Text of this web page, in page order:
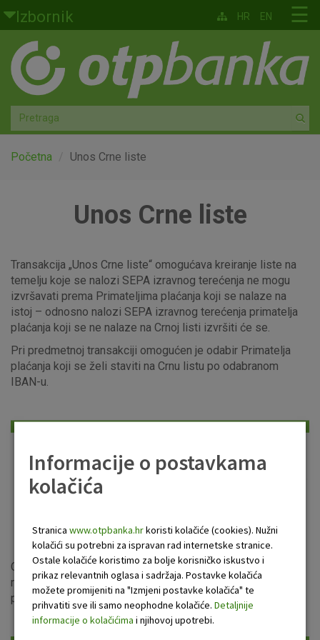
Skoči na glavni sadržaj
Izbornik
Građani
Privatno bankarstvo
Agro
Mala poduzeća i obrtnici
Faktoring
O nama
☰
HR EN
Početna Unos Crne liste
Unos Crne liste
Transakcija „Unos Crne liste“ omogućava kreiranje liste na
temelju koje se nalozi SEPA izravnog terećenja ne mogu
izvršavati prema Primateljima plaćanja koji se nalaze na
istoj – odnosno nalozi SEPA izravnog terećenja primatelja
plaćanja koji se ne nalaze na Crnoj listi izvršiti će se.
Pri predmetnoj transakciji omogućen je odabir Primatelja
plaćanja koji se želi staviti na Crnu listu po odabranom
IBAN-u.
Odabirom opcije „Nastavi“ otvara se novi ekran u kojem je
moguće odabrati valutu naplate naknade, nakon čega uz
potvrdu navedene valute slijedi autorizacija transakcije.
Informacije o postavkama
kolačića
Stranica www.otpbanka.hrkoristi kolačiće (cookies). Nužni
kolačići su potrebni za ispravan rad internetske stranice.
Ostale kolačiće koristimo za bolje korisničko iskustvo i
prikaz relevantnih oglasa i sadržaja. Postavke kolačića
možete promijeniti na "Izmjeni postavke kolačića" te
prihvatiti sve ili samo neophodne kolačiće. Detaljnije
informacije o kolačićima i njihovoj upotrebi.